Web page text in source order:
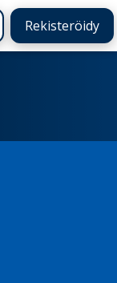
Rekisteröidy